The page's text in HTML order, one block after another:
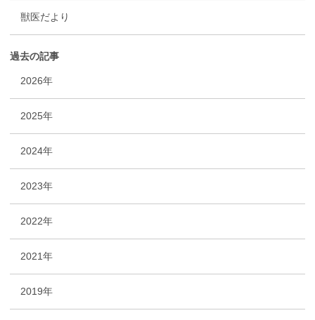
獣医だより
過去の記事
2026年
2025年
2024年
2023年
2022年
2021年
2019年